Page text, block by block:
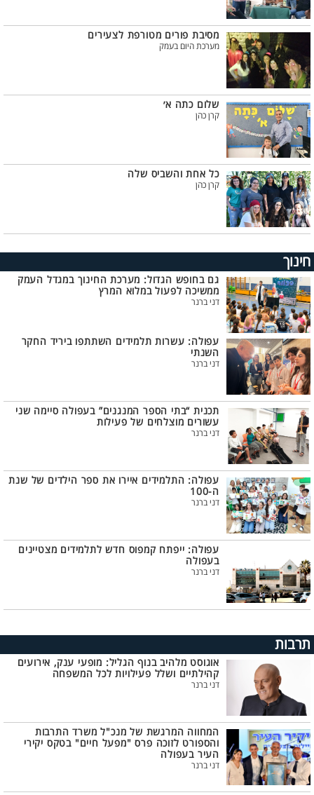
מסיבת פורים מטורפת לצעירים
מערכת היום בעמק
שלום כתה א׳
קרן כהן
כל אחת והשביס שלה
קרן כהן
חינוך
גם בחופש הגדול: מערכת החינוך במגדל העמק
ממשיכה לפעול במלוא המרץ
דני ברנר
עפולה: עשרות תלמידים השתתפו ביריד החקר
השנתי
דני ברנר
תכנית “בתי הספר המנגנים” בעפולה סיימה שני
עשורים מוצלחים של פעילות
דני ברנר
עפולה: התלמידים איירו את ספר הילדים של שנת
ה-100
דני ברנר
עפולה: ייפתח קמפוס חדש לתלמידים מצטיינים
בעפולה
דני ברנר
תרבות
אוגוסט מלהיב בנוף הגליל: מופעי ענק, אירועים
קהילתיים ושלל פעילויות לכל המשפחה
דני ברנר
המחווה המרגשת של מנכ"ל משרד התרבות
והספורט לזוכה פרס "מפעל חיים" בטקס יקירי
העיר בעפולה
דני ברנר